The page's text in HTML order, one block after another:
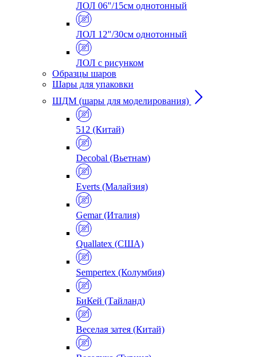
ЛОЛ 06"/15см однотонный
ЛОЛ 12"/30см однотонный
ЛОЛ с рисунком
Образцы шаров
Шары для упаковки
ШДМ (шары для моделирования)
512 (Китай)
Decobal (Вьетнам)
Everts (Малайзия)
Gemar (Италия)
Quallatex (США)
Sempertex (Колумбия)
БиКей (Тайланд)
Веселая затея (Китай)